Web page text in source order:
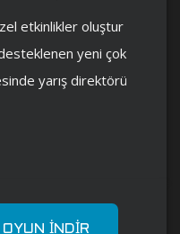
etkinlikler oluştur
yeni çok
yarış direktörü
İNDIR